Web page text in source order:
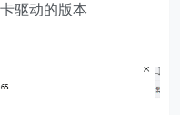
驱动的版本